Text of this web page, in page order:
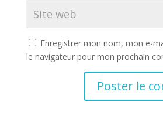
Enregistrer mon nom, mon e-
le navigateur pour mon prochain